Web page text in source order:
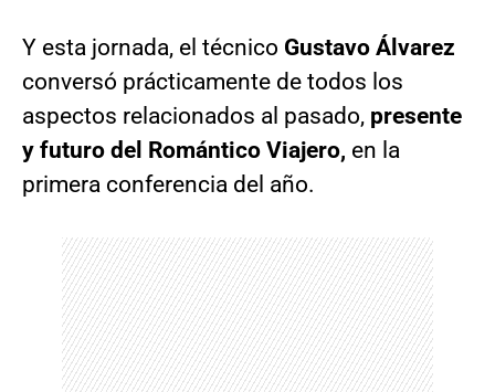
Y esta jornada, el técnico Gustavo Álvarez
conversó prácticamente de todos los
aspectos relacionados al pasado, presente
y futuro del Romántico Viajero, en la
primera conferencia del año.